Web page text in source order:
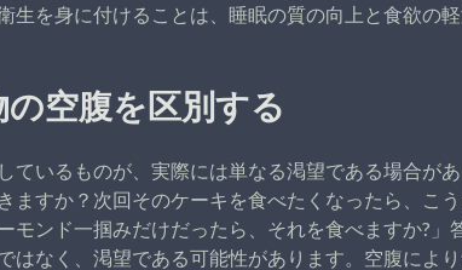
生を身に付けることは、睡眠の質の向上と食欲の
空腹を区別する
ているものが、実際には単なる渇望である場合が
ますか？次回そのケーキを食べたくなったら、こ
モンド一掴みだけだったら、それを食べますか?」
はなく、渇望である可能性があります。空腹によ